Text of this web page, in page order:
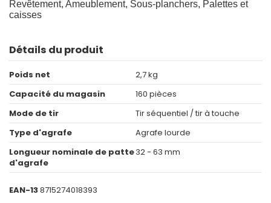
Revêtement, Ameublement, Sous-planchers, Palettes et
caisses
Détails du produit
Poids net
2,7 kg
Capacité du magasin
160 pièces
Mode de tir
Tir séquentiel / tir à touche
Type d'agrafe
Agrafe lourde
Longueur nominale de patte
d'agrafe
32 - 63 mm
EAN-138715274018393